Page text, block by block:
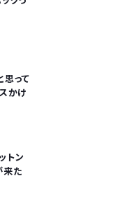
思って
かけ
トン
来た